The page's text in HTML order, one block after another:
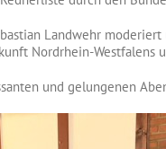
Landwehr
Nordrhein-Westfalens
und gelungenen